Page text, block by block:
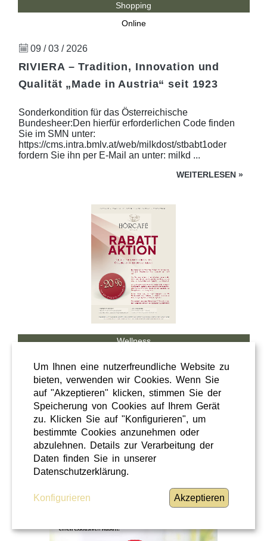
Shopping
Online
09 / 03 / 2026
RIVIERA – Tradition, Innovation und
Qualität „Made in Austria“ seit 1923
Sonderkondition für das Österreichische
Bundesheer:Den hierfür erforderlichen Code finden
Sie im SMN unter:
https://cms.intra.bmlv.at/web/milkdost/stbabt1oder
fordern Sie ihn per E-Mail an unter: milkd ...
WEITERLESEN »
Wellness
Steiermark
28 / 02 / 2026
Hörcafe
Hörcafe
Um Ihnen eine nutzerfreundliche Website zu
bieten, verwenden wir Cookies. Wenn Sie
auf "Akzeptieren" klicken, stimmen Sie der
Speicherung von Cookies auf Ihrem Gerät
zu. Klicken Sie auf "Konfigurieren", um
bestimmte Cookies anzunehmen oder
abzulehnen. Details zur Verarbeitung der
Daten finden Sie in unserer
Datenschutzerklärung.
Konfigurieren Akzeptieren